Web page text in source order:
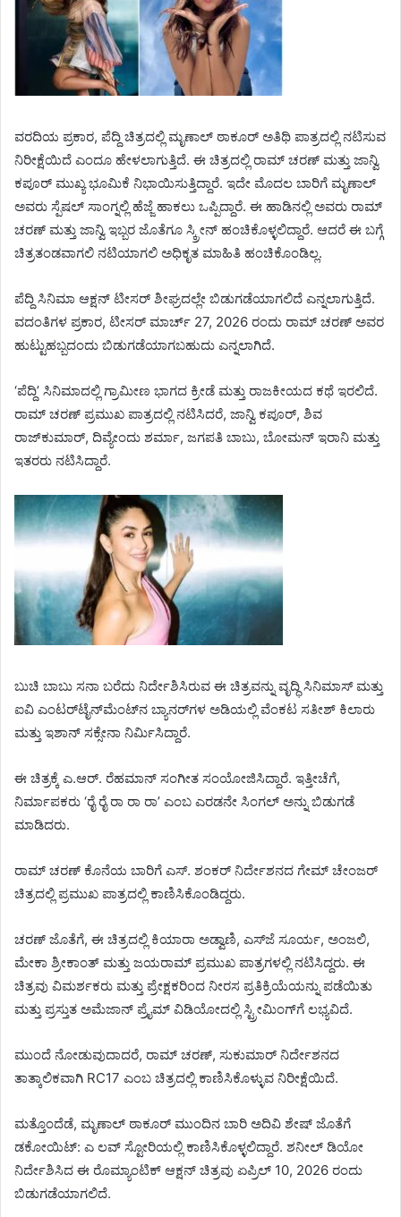
ವರದಿಯ ಪ್ರಕಾರ, ಪೆದ್ದಿ ಚಿತ್ರದಲ್ಲಿ ಮೃಣಾಲ್ ಠಾಕೂರ್ ಅತಿಥಿ ಪಾತ್ರದಲ್ಲಿ ನಟಿಸುವ
ನಿರೀಕ್ಷೆಯಿದೆ ಎಂದೂ ಹೇಳಲಾಗುತ್ತಿದೆ. ಈ ಚಿತ್ರದಲ್ಲಿ ರಾಮ್ ಚರಣ್ ಮತ್ತು ಜಾನ್ವಿ
ಕಪೂರ್ ಮುಖ್ಯ ಭೂಮಿಕೆ ನಿಭಾಯಿಸುತ್ತಿದ್ದಾರೆ. ಇದೇ ಮೊದಲ ಬಾರಿಗೆ ಮೃಣಾಲ್
ಅವರು ಸ್ಪೆಷಲ್ ಸಾಂಗ್ನಲ್ಲಿ ಹೆಜ್ಜೆ ಹಾಕಲು ಒಪ್ಪಿದ್ದಾರೆ. ಈ ಹಾಡಿನಲ್ಲಿ ಅವರು ರಾಮ್
ಚರಣ್ ಮತ್ತು ಜಾನ್ವಿ ಇಬ್ಬರ ಜೊತೆಗೂ ಸ್ಕ್ರೀನ್ ಹಂಚಿಕೊಳ್ಳಲಿದ್ದಾರೆ. ಆದರೆ ಈ ಬಗ್ಗೆ
ಚಿತ್ರತಂಡವಾಗಲಿ ನಟಿಯಾಗಲಿ ಅಧಿಕೃತ ಮಾಹಿತಿ ಹಂಚಿಕೊಂಡಿಲ್ಲ.
ಪೆದ್ದಿ ಸಿನಿಮಾ ಆಕ್ಷನ್ ಟೀಸರ್ ಶೀಘ್ರದಲ್ಲೇ ಬಿಡುಗಡೆಯಾಗಲಿದೆ ಎನ್ನಲಾಗುತ್ತಿದೆ.
ವದಂತಿಗಳ ಪ್ರಕಾರ, ಟೀಸರ್ ಮಾರ್ಚ್ 27, 2026 ರಂದು ರಾಮ್ ಚರಣ್ ಅವರ
ಹುಟ್ಟುಹಬ್ಬದಂದು ಬಿಡುಗಡೆಯಾಗಬಹುದು ಎನ್ನಲಾಗಿದೆ.
‘ಪೆದ್ದಿ’ ಸಿನಿಮಾದಲ್ಲಿ ಗ್ರಾಮೀಣ ಭಾಗದ ಕ್ರೀಡೆ ಮತ್ತು ರಾಜಕೀಯದ ಕಥೆ ಇರಲಿದೆ.
ರಾಮ್ ಚರಣ್ ಪ್ರಮುಖ ಪಾತ್ರದಲ್ಲಿ ನಟಿಸಿದರೆ, ಜಾನ್ವಿ ಕಪೂರ್, ಶಿವ
ರಾಜ್‌ಕುಮಾರ್, ದಿವ್ಯೇಂದು ಶರ್ಮಾ, ಜಗಪತಿ ಬಾಬು, ಬೋಮನ್ ಇರಾನಿ ಮತ್ತು
ಇತರರು ನಟಿಸಿದ್ದಾರೆ.
ಬುಚಿ ಬಾಬು ಸನಾ ಬರೆದು ನಿರ್ದೇಶಿಸಿರುವ ಈ ಚಿತ್ರವನ್ನು ವೃದ್ಧಿ ಸಿನಿಮಾಸ್ ಮತ್ತು
ಐವಿ ಎಂಟರ್‌ಟೈನ್‌ಮೆಂಟ್‌ನ ಬ್ಯಾನರ್‌ಗಳ ಅಡಿಯಲ್ಲಿ ವೆಂಕಟ ಸತೀಶ್ ಕಿಲಾರು
ಮತ್ತು ಇಶಾನ್ ಸಕ್ಸೇನಾ ನಿರ್ಮಿಸಿದ್ದಾರೆ.
ಈ ಚಿತ್ರಕ್ಕೆ ಎ.ಆರ್. ರೆಹಮಾನ್ ಸಂಗೀತ ಸಂಯೋಜಿಸಿದ್ದಾರೆ. ಇತ್ತೀಚೆಗೆ,
ನಿರ್ಮಾಪಕರು ‘ರೈ ರೈ ರಾ ರಾ ರಾ’ ಎಂಬ ಎರಡನೇ ಸಿಂಗಲ್ ಅನ್ನು ಬಿಡುಗಡೆ
ಮಾಡಿದರು.
ರಾಮ್ ಚರಣ್ ಕೊನೆಯ ಬಾರಿಗೆ ಎಸ್. ಶಂಕರ್ ನಿರ್ದೇಶನದ ಗೇಮ್ ಚೇಂಜರ್
ಚಿತ್ರದಲ್ಲಿ ಪ್ರಮುಖ ಪಾತ್ರದಲ್ಲಿ ಕಾಣಿಸಿಕೊಂಡಿದ್ದರು.
ಚರಣ್ ಜೊತೆಗೆ, ಈ ಚಿತ್ರದಲ್ಲಿ ಕಿಯಾರಾ ಅಡ್ವಾಣಿ, ಎಸ್‌ಜೆ ಸೂರ್ಯ, ಅಂಜಲಿ,
ಮೇಕಾ ಶ್ರೀಕಾಂತ್ ಮತ್ತು ಜಯರಾಮ್ ಪ್ರಮುಖ ಪಾತ್ರಗಳಲ್ಲಿ ನಟಿಸಿದ್ದರು. ಈ
ಚಿತ್ರವು ವಿಮರ್ಶಕರು ಮತ್ತು ಪ್ರೇಕ್ಷಕರಿಂದ ನೀರಸ ಪ್ರತಿಕ್ರಿಯೆಯನ್ನು ಪಡೆಯಿತು
ಮತ್ತು ಪ್ರಸ್ತುತ ಅಮೆಜಾನ್ ಪ್ರೈಮ್ ವಿಡಿಯೋದಲ್ಲಿ ಸ್ಟ್ರೀಮಿಂಗ್‌ಗೆ ಲಭ್ಯವಿದೆ.
ಮುಂದೆ ನೋಡುವುದಾದರೆ, ರಾಮ್ ಚರಣ್, ಸುಕುಮಾರ್ ನಿರ್ದೇಶನದ
ತಾತ್ಕಾಲಿಕವಾಗಿ RC17 ಎಂಬ ಚಿತ್ರದಲ್ಲಿ ಕಾಣಿಸಿಕೊಳ್ಳುವ ನಿರೀಕ್ಷೆಯಿದೆ.
ಮತ್ತೊಂದೆಡೆ, ಮೃಣಾಲ್ ಠಾಕೂರ್ ಮುಂದಿನ ಬಾರಿ ಅದಿವಿ ಶೇಷ್ ಜೊತೆಗೆ
ಡಕೋಯಿಟ್: ಎ ಲವ್ ಸ್ಟೋರಿಯಲ್ಲಿ ಕಾಣಿಸಿಕೊಳ್ಳಲಿದ್ದಾರೆ. ಶನೀಲ್ ಡಿಯೋ
ನಿರ್ದೇಶಿಸಿದ ಈ ರೊಮ್ಯಾಂಟಿಕ್‌ ಆಕ್ಷನ್ ಚಿತ್ರವು ಏಪ್ರಿಲ್ 10, 2026 ರಂದು
ಬಿಡುಗಡೆಯಾಗಲಿದೆ.